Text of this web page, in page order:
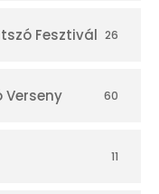
Fesztivál 26
Verseny 60
11